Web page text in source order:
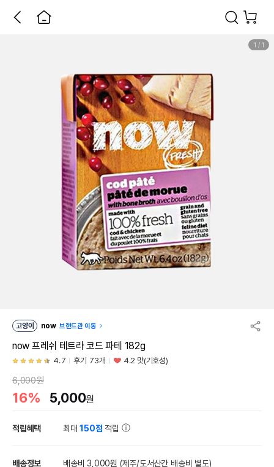
1 / 1
고양이 now 브랜드관 이동
now 프레쉬 테트라 코드 파테 182g
4.7 후기 73개 4.2 맛(기호성)
6,000원
16% 5,000원
적립혜택 최대150점 적립
배송정보 배송비 3,000원 (제주/도서산간 배송비 별도)